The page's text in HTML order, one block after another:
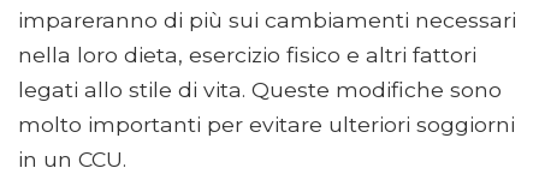
impareranno di più sui cambiamenti necessari
nella loro dieta, esercizio fisico e altri fattori
legati allo stile di vita. Queste modifiche sono
molto importanti per evitare ulteriori soggiorni
in un CCU.